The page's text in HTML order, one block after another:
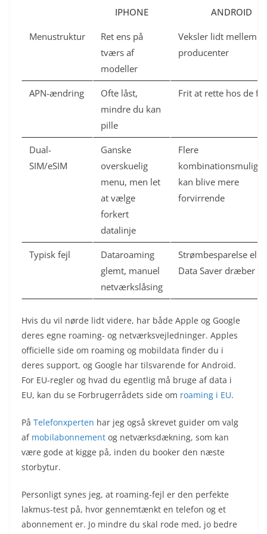
IPHONE ANDROID
Menustruktur
Ret ens på
tværs af
modeller
Veksler lidt mellem
producenter
APN-ændring
Ofte låst,
mindre du kan
pille
Frit at rette hos de
Dual-
SIM/eSIM
Ganske
overskuelig
menu, men let
at vælge
forkert
datalinje
Flere
kan blive mere
forvirrende
Typisk fejl
Dataroaming
glemt, manuel
netværkslåsing
Strømbesparelse eller
Data Saver dræber
Hvis du vil nørde lidt videre, har både Apple og Google
deres egne roaming- og netværksvejledninger. Apples
officielle side om roaming og mobildata finder du i
deres support, og Google har tilsvarende for Android.
For EU-regler og hvad du egentlig må bruge af data i
EU, kan du se Forbrugerrådets side om roaming i EU.
På Telefonxperten har jeg også skrevet guider om valg
af mobilabonnement og netværksdækning, som kan
være gode at kigge på, inden du booker den næste
storbytur.
Personligt synes jeg, at roaming-fejl er den perfekte
lakmus-test på, hvor gennemtænkt en telefon og et
abonnement er. Jo mindre du skal rode med, jo bedre